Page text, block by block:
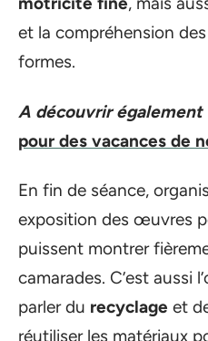
et la compréhension
formes.
A découvrir également
pour des vacances de
En fin de séance,
exposition des œuvres
puissent montrer
camarades. C’est aussi
parler du recyclage et
réutiliser les matériaux